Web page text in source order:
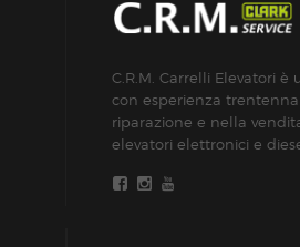
C.R.M. Carrelli Elevatori è
con esperienza
riparazione e nella
elevatori elettronici e